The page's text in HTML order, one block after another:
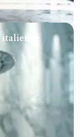
italienne